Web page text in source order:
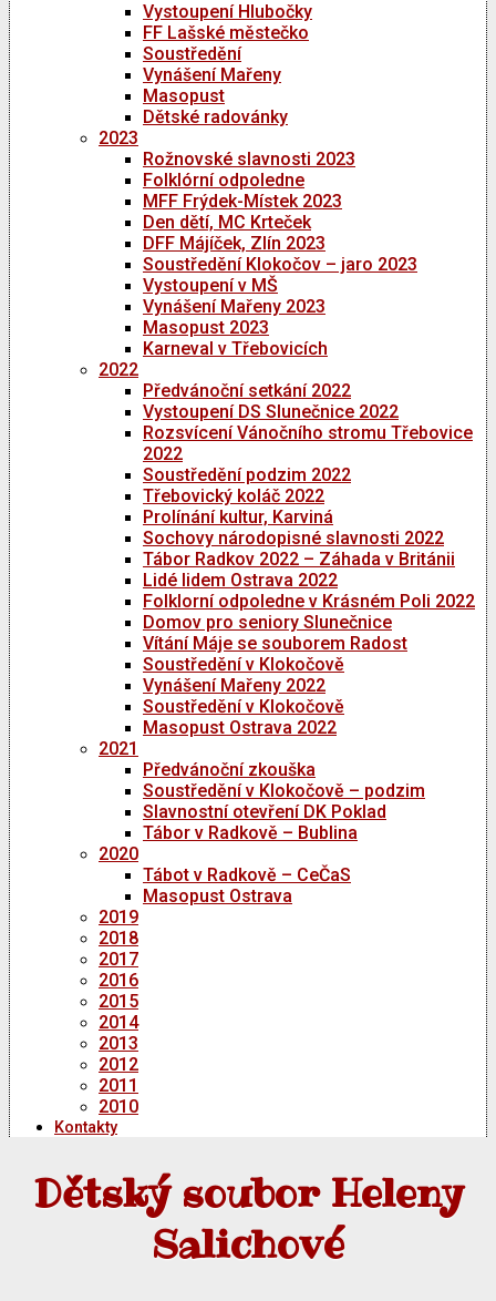
Vystoupení Hlubočky
FF Lašské městečko
Soustředění
Vynášení Mařeny
Masopust
Dětské radovánky
2023
Rožnovské slavnosti 2023
Folklórní odpoledne
MFF Frýdek-Místek 2023
Den dětí, MC Krteček
DFF Májíček, Zlín 2023
Soustředění Klokočov – jaro 2023
Vystoupení v MŠ
Vynášení Mařeny 2023
Masopust 2023
Karneval v Třebovicích
2022
Předvánoční setkání 2022
Vystoupení DS Slunečnice 2022
Rozsvícení Vánočního stromu Třebovice
2022
Soustředění podzim 2022
Třebovický koláč 2022
Prolínání kultur, Karviná
Sochovy národopisné slavnosti 2022
Tábor Radkov 2022 – Záhada v Británii
Lidé lidem Ostrava 2022
Folklorní odpoledne v Krásném Poli 2022
Domov pro seniory Slunečnice
Vítání Máje se souborem Radost
Soustředění v Klokočově
Vynášení Mařeny 2022
Soustředění v Klokočově
Masopust Ostrava 2022
2021
Předvánoční zkouška
Soustředění v Klokočově – podzim
Slavnostní otevření DK Poklad
Tábor v Radkově – Bublina
2020
Tábot v Radkově – CeČaS
Masopust Ostrava
2019
2018
2017
2016
2015
2014
2013
2012
2011
2010
Kontakty
Dětský soubor Heleny
Salichové